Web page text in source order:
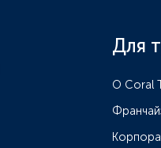
Для
O Coral